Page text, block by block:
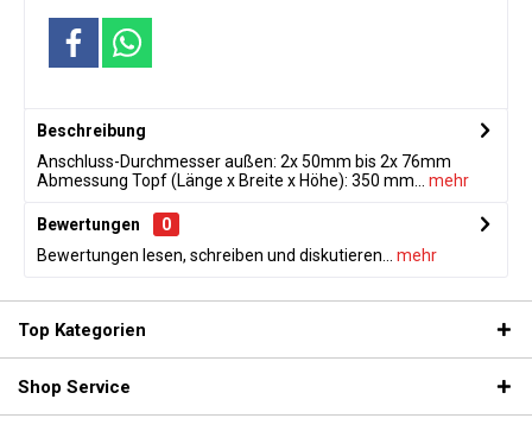
Beschreibung
Anschluss-Durchmesser außen: 2x 50mm bis 2x 76mm
Abmessung Topf (Länge x Breite x Höhe): 350 mm...
mehr
Bewertungen
0
Bewertungen lesen, schreiben und diskutieren...
mehr
Top Kategorien
Shop Service